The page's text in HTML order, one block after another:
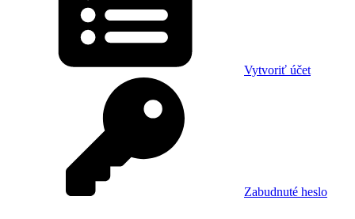
Vytvoriť účet
Zabudnuté heslo